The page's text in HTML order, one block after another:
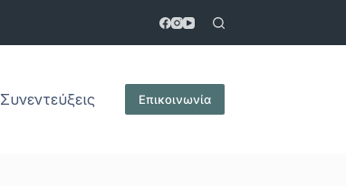
Συνεντεύξεις Επικοινωνία